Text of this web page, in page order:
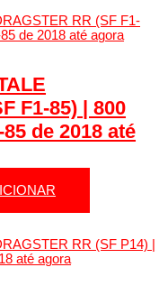
F1-85) | 800
de 2018 até